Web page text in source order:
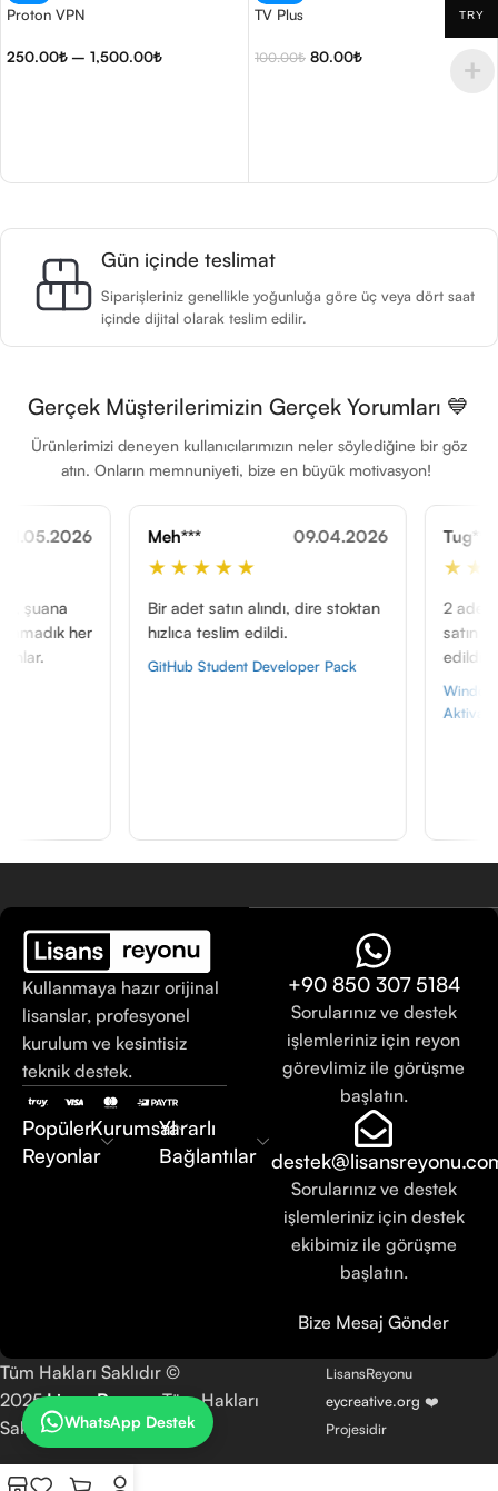
Proton VPN
250.00₺ – 1,500.00₺
TV Plus
100.00₺ 80.00₺
Gün içinde teslimat
Siparişleriniz genellikle yoğunluğa göre üç veya dört saat
içinde dijital olarak teslim edilir.
Gerçek Müşterilerimizin Gerçek Yorumları 💙
Ürünlerimizi deneyen kullanıcılarımızın neler söylediğine bir göz
atın. Onların memnuniyeti, bize en büyük motivasyon!
Meh*** 09.04.2026
★★★★★
Bir adet satın alındı, dire stoktan
hızlıca teslim edildi.
GitHub Student Developer Pack
Tug***
★★★★★
2 adet windows 11
satın aldım, ikisi de
edildi.
Windows 11 Pro OEM
Kullanmaya hazır orijinal
lisanslar, profesyonel
kurulum ve kesintisiz
teknik destek.
Popüler
Reyonlar
KurumsalYararlı
Bağlantılar
+90 850 307 5184
Sorularınız ve destek
işlemleriniz için reyon
görevlimiz ile görüşme
başlatın.
Sorularınız ve destek
işlemleriniz için destek
ekibimiz ile görüşme
başlatın.
Bize Mesaj Gönder
Tüm Hakları Saklıdır ©
2025LisansReyonuTüm Hakları
Saklıdır.
LisansReyonu
eycreative.org ❤️
Projesidir
WhatsApp Destek
TRY